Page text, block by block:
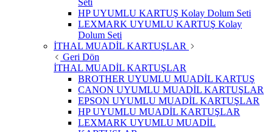
HP UYUMLU KARTUŞ Kolay Dolum Seti
LEXMARK UYUMLU KARTUŞ Kolay
Dolum Seti
İTHAL MUADİL KARTUŞLAR
Geri Dön
İTHAL MUADİL KARTUŞLAR
BROTHER UYUMLU MUADİL KARTUŞ
CANON UYUMLU MUADİL KARTUŞLAR
EPSON UYUMLU MUADİL KARTUŞLAR
HP UYUMLU MUADİL KARTUŞLAR
LEXMARK UYUMLU MUADİL